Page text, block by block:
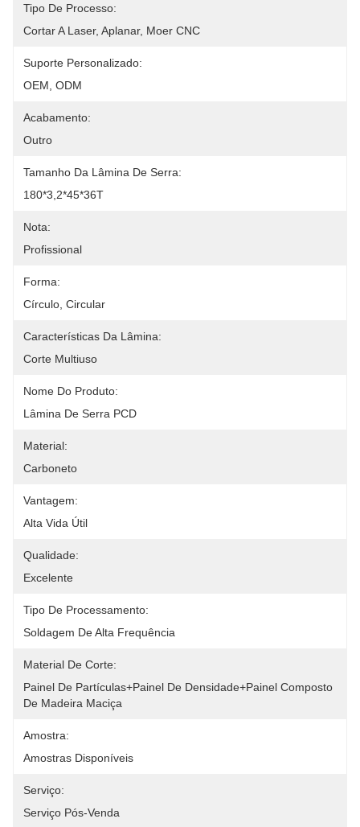
Tipo De Processo:
Cortar A Laser, Aplanar, Moer CNC
Suporte Personalizado:
OEM, ODM
Acabamento:
Outro
Tamanho Da Lâmina De Serra:
180*3,2*45*36T
Nota:
Profissional
Forma:
Círculo, Circular
Características Da Lâmina:
Corte Multiuso
Nome Do Produto:
Lâmina De Serra PCD
Material:
Carboneto
Vantagem:
Alta Vida Útil
Qualidade:
Excelente
Tipo De Processamento:
Soldagem De Alta Frequência
Material De Corte:
Painel De Partículas+painel De Densidade+painel Composto
De Madeira Maciça
Amostra:
Amostras Disponíveis
Serviço:
Serviço Pós-Venda